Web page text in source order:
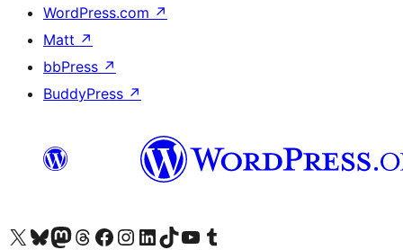
WordPress.com ↗
Matt ↗
bbPress ↗
BuddyPress ↗
Visit our X (formerly Twitter) account
Посетите наш Bluesky налог
Visit our Mastodon account
Посетите наш налог на Threads-у Visit our Facebook page
Посетите наш Инстаграм налог
Visit our LinkedIn account
Посетите наш TikTok налог
Visit our YouTube channel
Посетите наш Tumblr налог